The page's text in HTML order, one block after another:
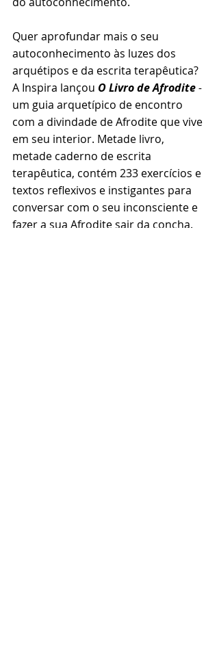
Quer aprofundar mais o seu
autoconhecimento às luzes dos
arquétipos e da escrita terapêutica?
A Inspira lançou O Livro de Afrodite -
um guia arquetípico de encontro
com a divindade de Afrodite que vive
em seu interior. Metade livro,
metade caderno de escrita
terapêutica, contém 233 exercícios e
textos reflexivos e instigantes para
conversar com o seu inconsciente e
fazer a sua Afrodite sair da concha.